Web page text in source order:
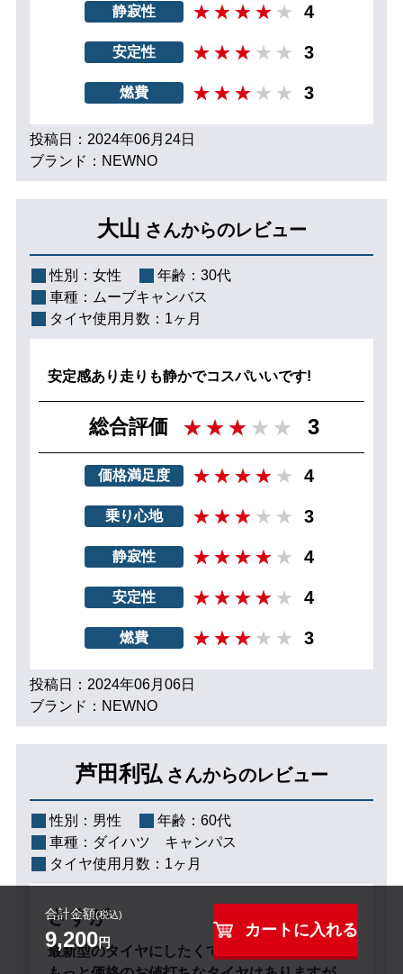
合計金額(税込)
9,200円
カートに入れる
静寂性 4
安定性 3
燃費 3
投稿日：2024年06月24日
ブランド：NEWNO
大山 さんからのレビュー
性別： 女性 年齢： 30代
車種： ムーブキャンバス
タイヤ使用月数： 1ヶ月
安定感あり走りも静かでコスパいいです!
総合評価 3
価格満足度 4
乗り心地 3
静寂性 4
安定性 4
燃費 3
投稿日：2024年06月06日
ブランド：NEWNO
芦田利弘 さんからのレビュー
性別： 男性 年齢： 60代
車種： ダイハツ キャンパス
タイヤ使用月数： 1ヶ月
さすが
最新型のタイヤにしたくてこれを選びました。